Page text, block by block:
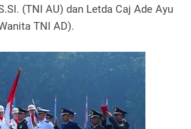
(TNI AU) dan Letda Caj Ade Ayu
TNI AD).